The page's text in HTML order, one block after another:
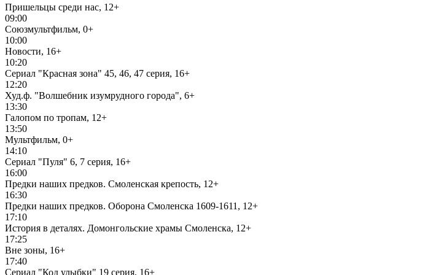
Пришельцы среди нас, 12+
09:00
Союзмультфильм, 0+
10:00
Новости, 16+
10:20
Сериал "Красная зона" 45, 46, 47 серия, 16+
12:20
Худ.ф. "Волшебник изумрудного города", 6+
13:30
Галопом по тропам, 12+
13:50
Мультфильм, 0+
14:10
Сериал "Пуля" 6, 7 серия, 16+
16:00
Предки наших предков. Смоленская крепость, 12+
16:30
Предки наших предков. Оборона Смоленска 1609-1611, 12+
17:10
История в деталях. Домонгольские храмы Смоленска, 12+
17:25
Вне зоны, 16+
17:40
Сериал "Код улыбки" 19 серия, 16+